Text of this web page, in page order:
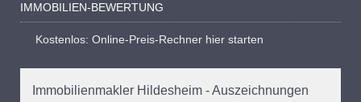
IMMOBILIEN-BEWERTUNG
Kostenlos: Online-Preis-Rechner hier starten
Immobilienmakler Hildesheim - Auszeichnungen